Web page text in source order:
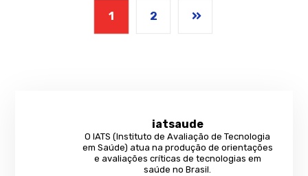
1 2
iatsaude
O IATS (Instituto de Avaliação de Tecnologia
em Saúde) atua na produção de orientações
e avaliações críticas de tecnologias em
saúde no Brasil.